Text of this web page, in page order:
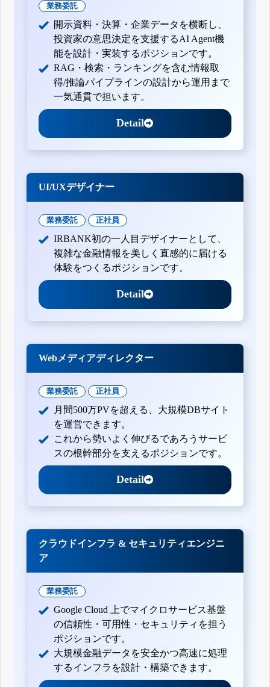
業務委託
開示資料・決算・企業データを横断し、
投資家の意思決定を支援するAI Agent機
能を設計・実装するポジションです。
RAG・検索・ランキングを含む情報取
得/推論パイプラインの設計から運用まで
一気通貫で担います。
Detail
UI/UXデザイナー
業務委託 正社員
IRBANK初の一人目デザイナーとして、
複雑な金融情報を美しく直感的に届ける
体験をつくるポジションです。
Detail
Webメディアディレクター
業務委託 正社員
月間500万PVを超える、大規模DBサイト
を運営できます。
これから勢いよく伸びるであろうサービ
スの根幹部分を支えるポジションです。
Detail
クラウドインフラ & セキュリティエンジニ
ア
業務委託
Google Cloud 上でマイクロサービス基盤
の信頼性・可用性・セキュリティを担う
ポジションです。
大規模金融データを安全かつ高速に処理
するインフラを設計・構築できます。